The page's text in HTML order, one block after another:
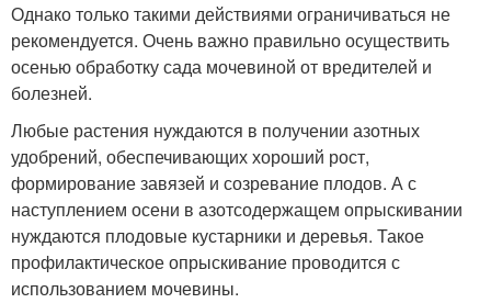
Однако только такими действиями ограничиваться не
рекомендуется. Очень важно правильно осуществить
осенью обработку сада мочевиной от вредителей и
болезней.
Любые растения нуждаются в получении азотных
удобрений, обеспечивающих хороший рост,
формирование завязей и созревание плодов. А с
наступлением осени в азотсодержащем опрыскивании
нуждаются плодовые кустарники и деревья. Такое
профилактическое опрыскивание проводится с
использованием мочевины.